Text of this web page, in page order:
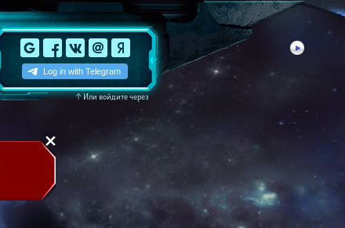
↑Или войдите через